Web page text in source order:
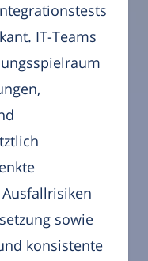
IT-Teams
sowie
konsistente